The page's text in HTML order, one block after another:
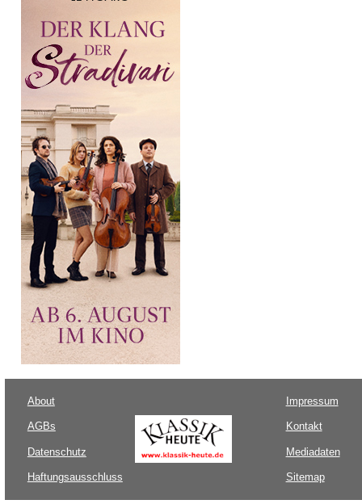
About
AGBs
Datenschutz
Haftungsausschluss
Impressum
Kontakt
Mediadaten
Sitemap